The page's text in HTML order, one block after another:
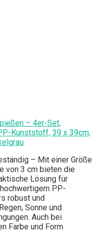
– 4er-Set,
Kunststoff, 39 x 39cm,
– Mit einer Größe
von 3 cm bieten die
Lösung für
PP-
robust und
Sonne und
Auch bei
Farbe und Form